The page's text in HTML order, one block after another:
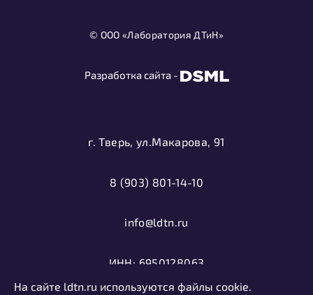
© ООО «Лаборатория ДТиН»
Разработка сайта -
г. Тверь, ул.Макарова, 91
8 (903) 801-14-10
info@ldtn.ru
ИНН: 6950128063
ОГРН: 1116952000406
На сайте ldtn.ru используются файлы cookie.